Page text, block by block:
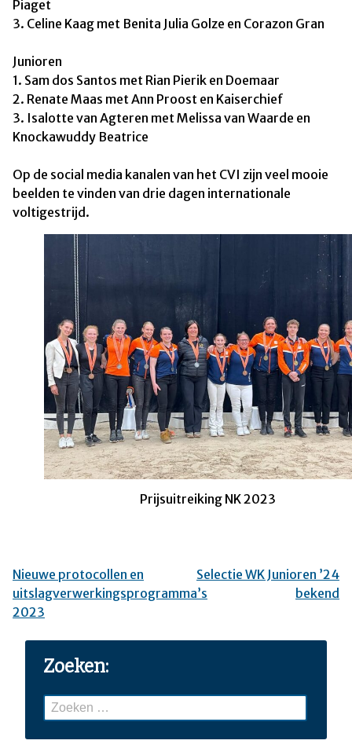
Piaget
3. Celine Kaag met Benita Julia Golze en Corazon Gran
Junioren
1. Sam dos Santos met Rian Pierik en Doemaar
2. Renate Maas met Ann Proost en Kaiserchief
3. Isalotte van Agteren met Melissa van Waarde en
Knockawuddy Beatrice
Op de social media kanalen van het CVI zijn veel mooie
beelden te vinden van drie dagen internationale
voltigestrijd.
Prijsuitreiking NK 2023
Bericht
navigatie
Nieuwe protocollen en
uitslagverwerkingsprogramma’s
2023
Selectie WK Junioren ’24
bekend
Zoeken:
Zoeken
naar: